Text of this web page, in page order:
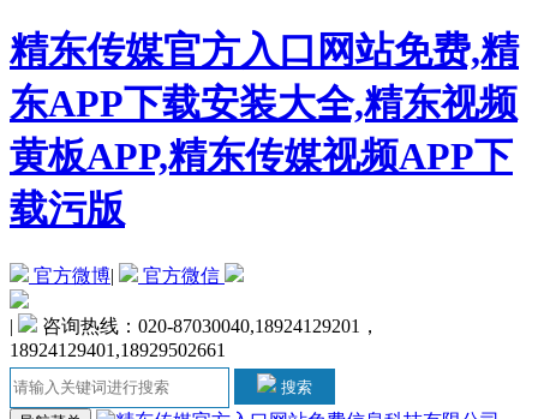
精东传媒官方入口网站免费,精
东APP下载安装大全,精东视频
黄板APP,精东传媒视频APP下
载污版
官方微博| 官方微信
|
咨询热线：020-87030040,18924129201，
18924129401,18929502661
搜索